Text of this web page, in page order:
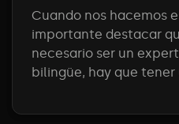
Cuando nos hacemos
importante destacar
necesario ser un
bilingüe, hay que tener